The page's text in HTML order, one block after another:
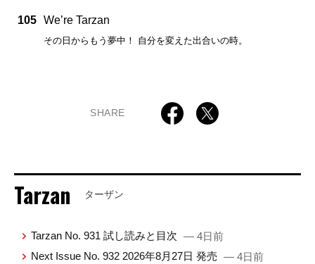
105 We’re Tarzan
その日からもう夢中！ 自分を変えた出合いの時。
SHARE
Tarzan ターザン
Tarzan No. 931 試し読みと目次 — 4日前
Next Issue No. 932 2026年8月27日 発売 — 4日前